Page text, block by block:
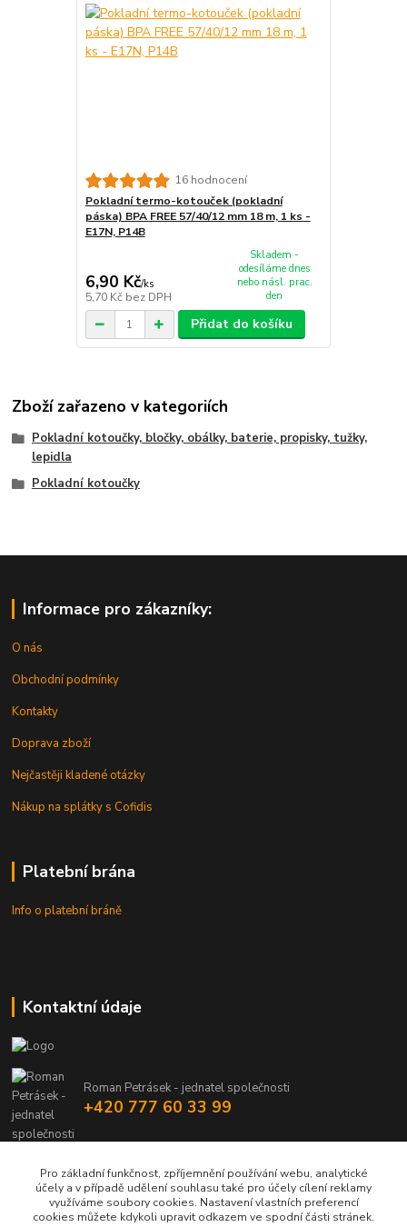
16 hodnocení
Pokladní termo-kotouček (pokladní
páska) BPA FREE 57/40/12 mm 18 m, 1 ks -
E17N, P14B
6,90 Kč/ks
5,70 Kč bez DPH
Skladem -
odesíláme dnes
nebo násl. prac.
den
Přidat do košíku
Zboží zařazeno v kategoriích
Pokladní kotoučky, bločky, obálky, baterie, propisky, tužky,
lepidla
Pokladní kotoučky
Informace pro zákazníky:
O nás
Obchodní podmínky
Kontakty
Doprava zboží
Nejčastěji kladené otázky
Nákup na splátky s Cofidis
Platební brána
Info o platební bráně
Kontaktní údaje
Roman Petrásek - jednatel společnosti
+420 777 60 33 99
Pro základní funkčnost, zpříjemnění používání webu, analytické
účely a v případě udělení souhlasu také pro účely cílení reklamy
využíváme soubory cookies. Nastavení vlastních preferencí
cookies můžete kdykoli upravit odkazem ve spodní části stránek.